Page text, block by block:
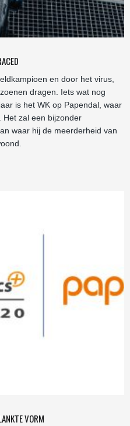
en door het virus,
dragen. Iets wat nog
is het WK op Papendal, waar
Het zal een bijzonder
waar hij de meerderheid van
VORM